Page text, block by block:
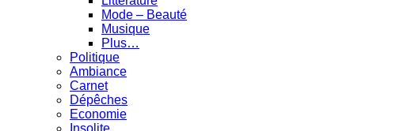
Mode – Beauté
Musique
Plus…
Politique
Ambiance
Carnet
Dépêches
Economie
Insolite